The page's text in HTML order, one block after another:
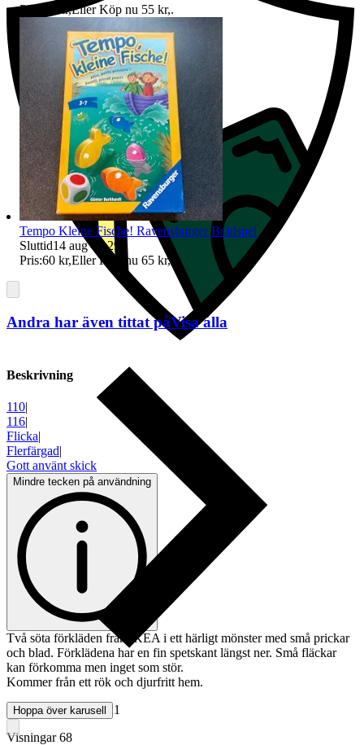
Beskrivning
110|
116|
Flicka|
Flerfärgad|
Gott använt skick
Mindre tecken på användning
Två söta förkläden från IKEA i ett härligt mönster med små prickar
och blad. Förklädena har en fin spetskant längst ner. Små fläckar
kan förkomma men inget som stör.
Kommer från ett rök och djurfritt hem.
Objektnr 737 675 021
Visningar 68
Pris:
50 kr,Eller Köp nu 55 kr,.
Tempo Kleine Fische! Ravensburger Brädspel
Sluttid14 aug 09:29
Pris:60 kr,Eller Köp nu 65 kr,
Andra har även tittat påVisa alla
Hoppa över karusell